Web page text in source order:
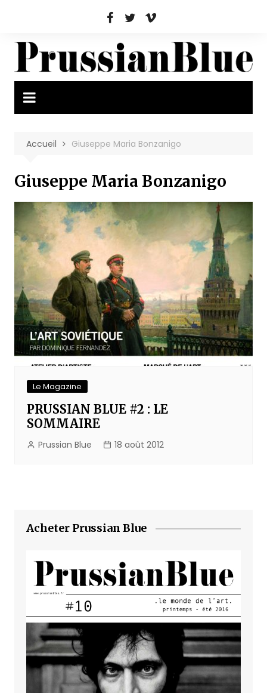
Accueil Giuseppe Maria Bonzanigo
Giuseppe Maria Bonzanigo
Le Magazine
PRUSSIAN BLUE #2 : LE
SOMMAIRE
Prussian Blue 18 août 2012
Acheter Prussian Blue